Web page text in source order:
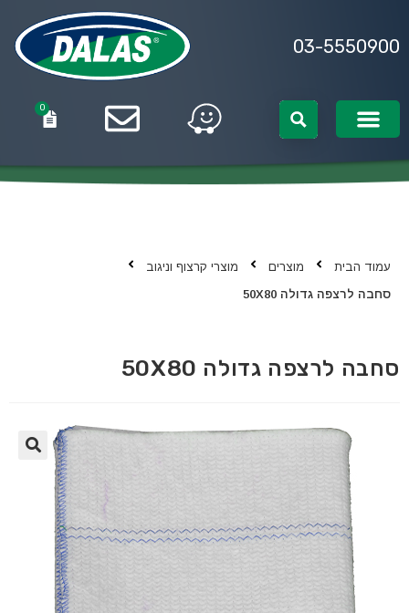
03-5550900
0
עמוד הבית מוצרים
מוצרי קרצוף וניגוב
סחבה לרצפה גדולה 50X80
סחבה לרצפה גדולה 50X80